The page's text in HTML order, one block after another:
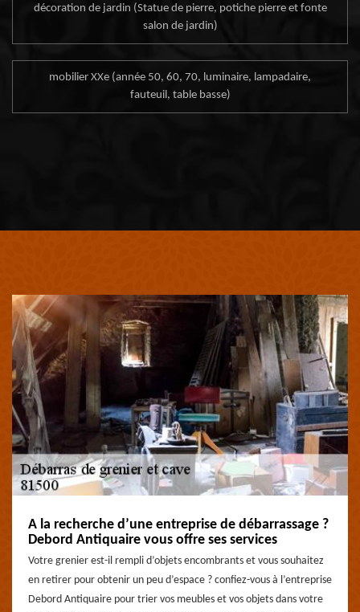
décoration de jardin (Statue de pierre, potiche pierre et fonte
salon de jardin)
mobilier XXe (année 50, 60, 70, luminaire, lampadaire,
fauteuil, table basse)
A la recherche d’une entreprise de débarrassage ?
Debord Antiquaire vous offre ses services
Votre grenier est-il rempli d’objets encombrants et vous souhaitez
en retirer pour obtenir un peu d’espace ? confiez-vous à l’entreprise
Debord Antiquaire pour trier vos meubles et vos objets dans votre